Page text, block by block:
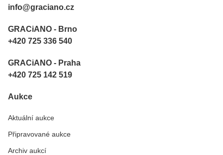
info@graciano.cz
GRACiANO - Brno
+420 725 336 540
GRACiANO - Praha
+420 725 142 519
Aukce
Aktuální aukce
Připravované aukce
Archiv aukcí